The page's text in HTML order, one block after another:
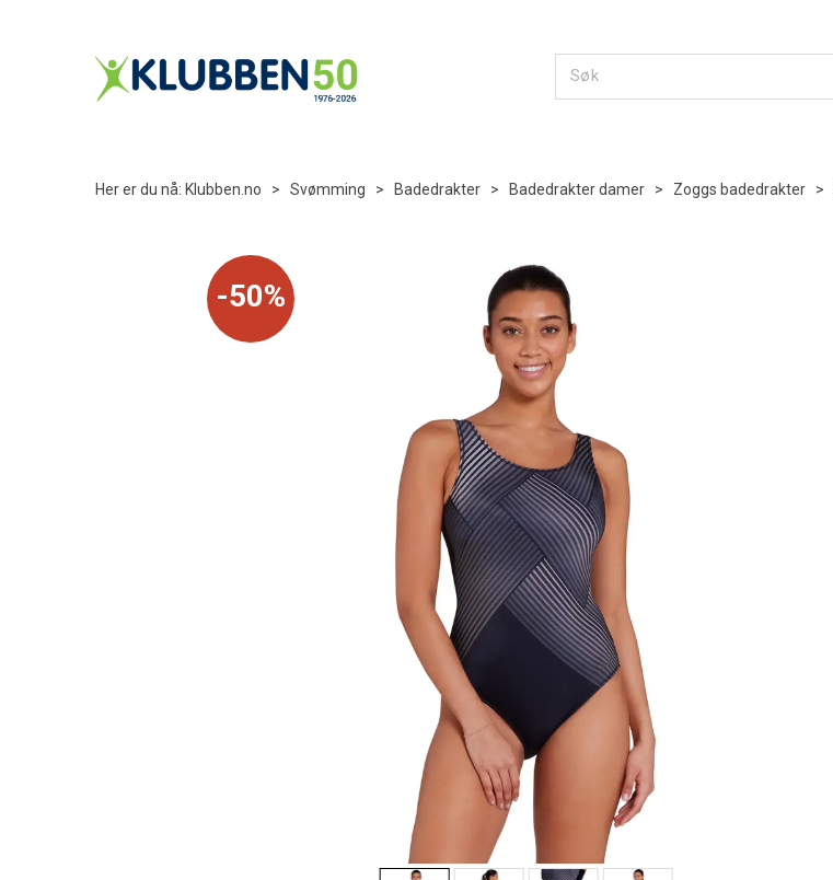
Her er du nå: Klubben.no > Svømming > Badedrakter > Badedrakter damer > Zoggs badedrakter >
50%